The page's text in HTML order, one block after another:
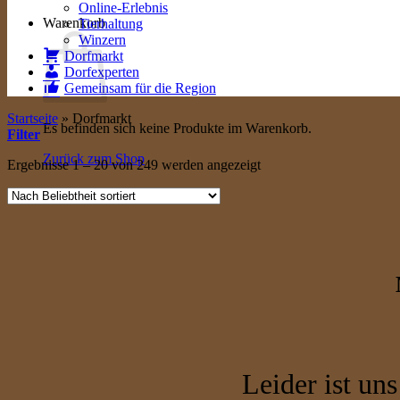
Warenkorb
Es befinden sich keine Produkte im Warenkorb.
Zurück zum Shop
Online-Erlebnis
Tierhaltung
Winzern
Dorfmarkt
Dorfexperten
Gemeinsam für die Region
Startseite » Dorfmarkt
Filter
Ergebnisse 1 – 20 von 249 werden angezeigtNach
Leider ist